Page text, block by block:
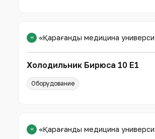
«
Холодильник Бирюса 10 Е1
Оборудование
«